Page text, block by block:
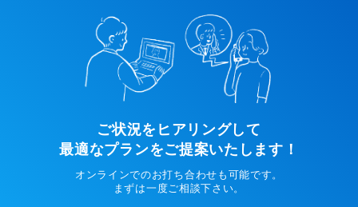
ご状況をヒアリングして
最適なプランをご提案いたします！
オンラインでのお打ち合わせも可能です。
まずは一度ご相談下さい。